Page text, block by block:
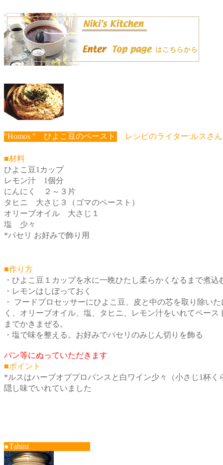
"Homos " ひよこ豆のペースト レシピのライター:ルスさん
■材料
ひよこ豆1カップ
レモン汁 1個分
にんにく ２～３片
タヒニ 大さじ３（ゴマのペースト）
オリーブオイル 大さじ１
塩 少々
*パセリ お好みで飾り用
■作り方
・ひよこ豆１カップを水に一晩ひたし柔らかくなるまで煮込
・レモンはしぼっておく
・ フードプロセッサーにひよこ豆、皮と中の芯を取り除い
く、オリーブオイル、塩、タヒニ、レモン汁をいれてペース
までかきまぜる。
・塩で味を整える。お好みでパセリのみじん切りを飾る
パン等にぬっていただきます
■ポイント
*ルスはハーブオブプロバンスと白ワイン少々（小さじ1杯く
隠し味でいれていました
●Tahini